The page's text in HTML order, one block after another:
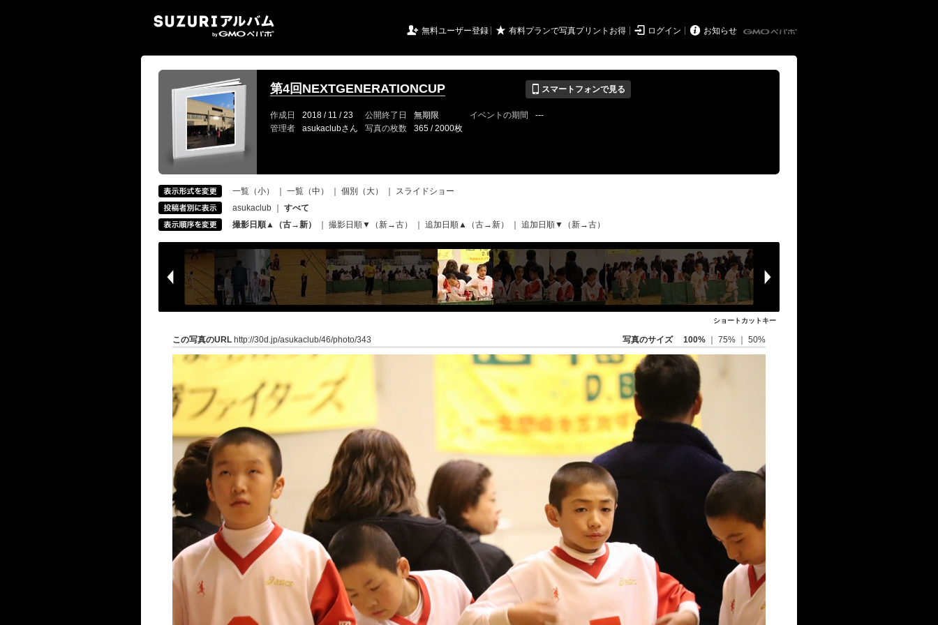
 無料ユーザー登録 ★ 有料プランで写真プリントお得  ログイン  お知らせ
第4回NEXTGENERATIONCUP 📱 スマートフォンで見る
作成日 2018 / 11 / 23 公開終了日 無期限 イベントの期間
---
管理者
asukaclubさん 写真の枚数 365 / 2000枚
一覧（小） 一覧（中） 個別（大）
スライドショー
asukaclub
すべて
撮影日順▲（古→新）
撮影日順▼（新→古） 追加日順▲（古→新） 追加日順▼（新→古）
ショートカットキー
この写真のURL http://30d.jp/asukaclub/46/photo/343 写真のサイズ 100% 75% 50%